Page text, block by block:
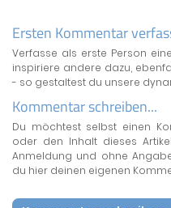
Ersten Kommentar
Verfasse als erste Person
inspiriere andere dazu,
- so gestaltest du unsere
Kommentar schreiben...
Du möchtest selbst einen
oder den Inhalt dieses
Anmeldung und ohne
du hier deinen eigenen